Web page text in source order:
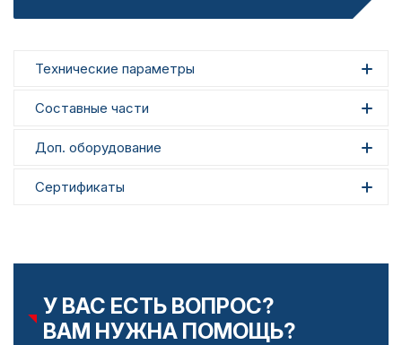
Технические параметры
Составные части
Доп. оборудование
Сертификаты
У ВАС ЕСТЬ ВОПРОС?
ВАМ НУЖНА ПОМОЩЬ?